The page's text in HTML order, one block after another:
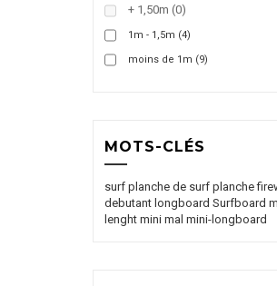
+ 1,50m (0)
1m - 1,5m (4)
moins de 1m (9)
MOTS-CLÉS
surf planche de surf planche
debutant longboard Surfboard
lenght mini mal mini-longboard